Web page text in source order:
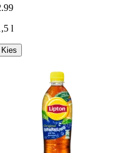
.99
l
Kies